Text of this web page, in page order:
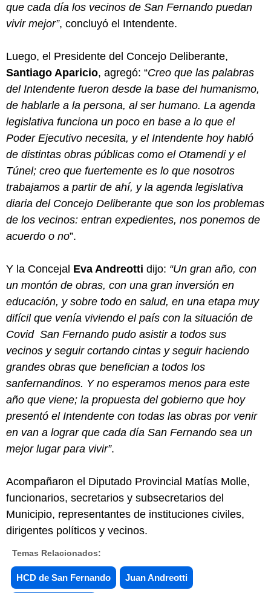
que cada día los vecinos de San Fernando puedan
vivir mejor”, concluyó el Intendente.
Luego, el Presidente del Concejo Deliberante,
Santiago Aparicio, agregó: “Creo que las palabras
del Intendente fueron desde la base del humanismo,
de hablarle a la persona, al ser humano. La agenda
legislativa funciona un poco en base a lo que el
Poder Ejecutivo necesita, y el Intendente hoy habló
de distintas obras públicas como el Otamendi y el
Túnel; creo que fuertemente es lo que nosotros
trabajamos a partir de ahí, y la agenda legislativa
diaria del Concejo Deliberante que son los problemas
de los vecinos: entran expedientes, nos ponemos de
acuerdo o no”.
Y la Concejal Eva Andreotti dijo: “Un gran año, con
un montón de obras, con una gran inversión en
educación, y sobre todo en salud, en una etapa muy
difícil que venía viviendo el país con la situación de
Covid San Fernando pudo asistir a todos sus
vecinos y seguir cortando cintas y seguir haciendo
grandes obras que benefician a todos los
sanfernandinos. Y no esperamos menos para este
año que viene; la propuesta del gobierno que hoy
presentó el Intendente con todas las obras por venir
en van a lograr que cada día San Fernando sea un
mejor lugar para vivir”.
Acompañaron el Diputado Provincial Matías Molle,
funcionarios, secretarios y subsecretarios del
Municipio, representantes de instituciones civiles,
dirigentes políticos y vecinos.
Temas Relacionados:
HCD de San Fernando Juan Andreotti